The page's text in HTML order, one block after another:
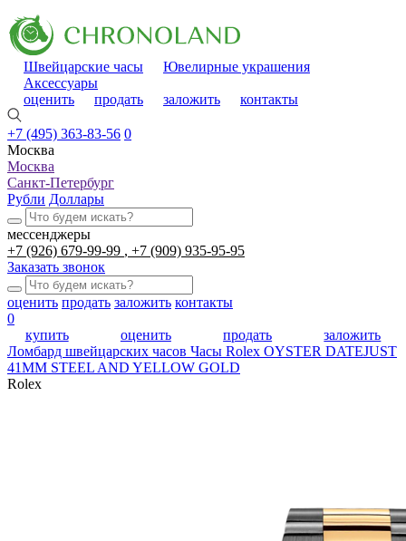
Швейцарские часы
Ювелирные украшения
Аксессуары
оценить
продать заложить контакты
+7 (495) 363-83-56 0
Москва
Москва
Санкт-Петербург
Рубли Доллары
мессенджеры
+7 (926) 679-99-99
+7 (909) 935-95-95
Заказать звонок
оценить продать заложить контакты
0
купить
оценить продать
заложить
Ломбард швейцарских часов Часы Rolex OYSTER DATEJUST
41MM STEEL AND YELLOW GOLD
Rolex